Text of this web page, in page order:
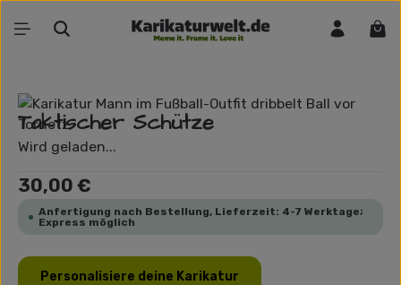
Zum Hauptinhalt springen
Bildergalerie überspringen
Taktischer Schütze
Wird geladen...
Regulärer Preis:
30,00 €
Anfertigung nach Bestellung, Lieferzeit: 4-7 Werktage;
Express möglich
Personalisiere deine Karikatur